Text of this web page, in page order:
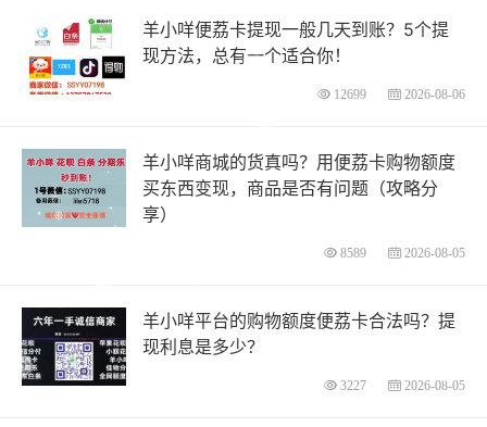
羊小咩便荔卡提现一般几天到账？5个提
现方法，总有一个适合你！
12699 2026-08-06
羊小咩商城的货真吗？用便荔卡购物额度
买东西变现，商品是否有问题（攻略分
享）
8589 2026-08-05
羊小咩平台的购物额度便荔卡合法吗？提
现利息是多少？
3227 2026-08-05